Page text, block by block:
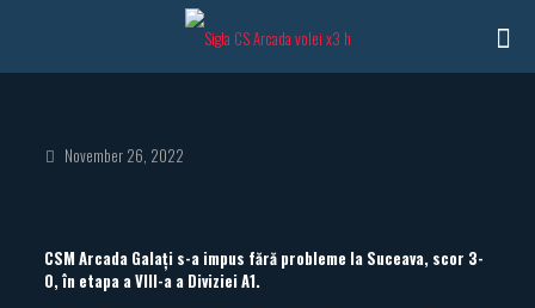
November 26, 2022
CSM Arcada Galați s-a impus fără probleme la Suceava, scor 3-
0, în etapa a VIII-a a Diviziei A1.